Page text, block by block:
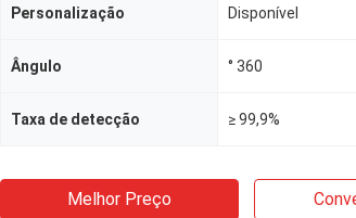
Personalização Disponível
Ângulo ° 360
Taxa de detecção ≥ 99,9%
Melhor Preço